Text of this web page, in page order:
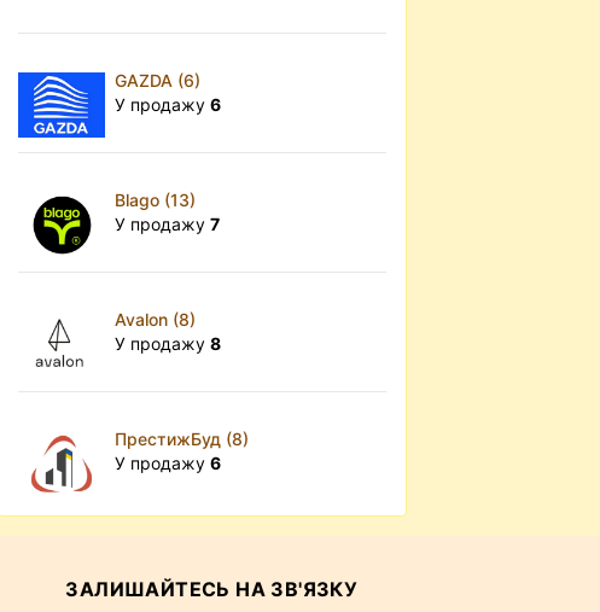
GAZDA (6)
У продажу6
Blago (13)
У продажу7
Avalon (8)
У продажу8
ПрестижБуд (8)
У продажу6
ЗАЛИШАЙТЕСЬ НА ЗВ'ЯЗКУ